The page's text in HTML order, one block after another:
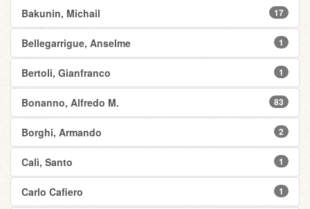
Bakunin, Michail 17
Bellegarrigue, Anselme 1
Bertoli, Gianfranco 1
Bonanno, Alfredo M. 83
Borghi, Armando 2
Calì, Santo 1
Carlo Cafiero 1